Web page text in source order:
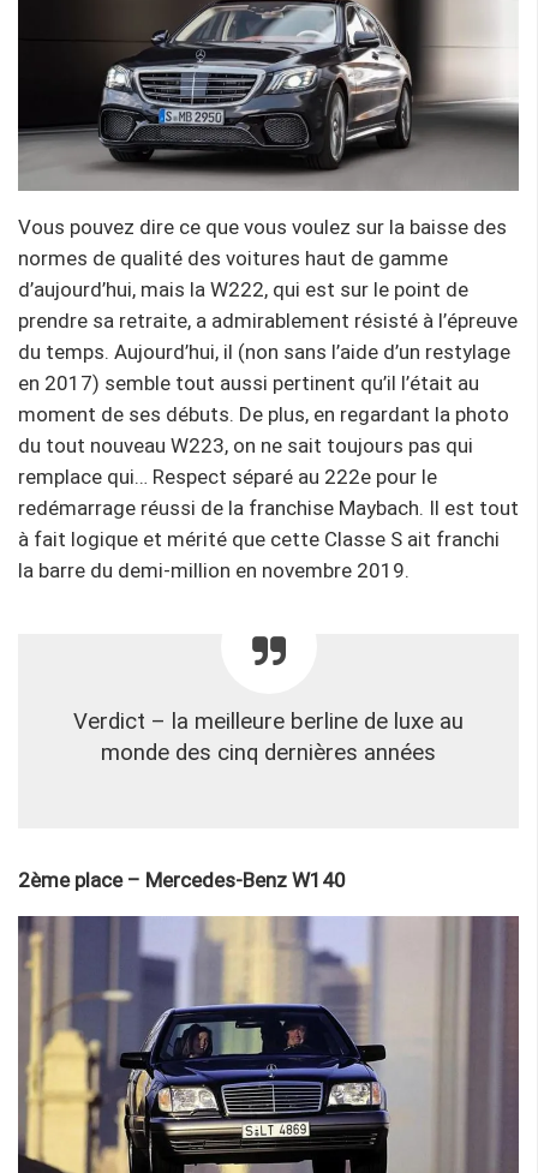
Vous pouvez dire ce que vous voulez sur la baisse des
normes de qualité des voitures haut de gamme
d’aujourd’hui, mais la W222, qui est sur le point de
prendre sa retraite, a admirablement résisté à l’épreuve
du temps. Aujourd’hui, il (non sans l’aide d’un restylage
en 2017) semble tout aussi pertinent qu’il l’était au
moment de ses débuts. De plus, en regardant la photo
du tout nouveau W223, on ne sait toujours pas qui
remplace qui… Respect séparé au 222e pour le
redémarrage réussi de la franchise Maybach. Il est tout
à fait logique et mérité que cette Classe S ait franchi
la barre du demi-million en novembre 2019.
Verdict – la meilleure berline de luxe au
monde des cinq dernières années
2ème place – Mercedes-Benz W140